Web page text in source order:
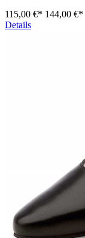
115,00 €* 144,00 €*
Details